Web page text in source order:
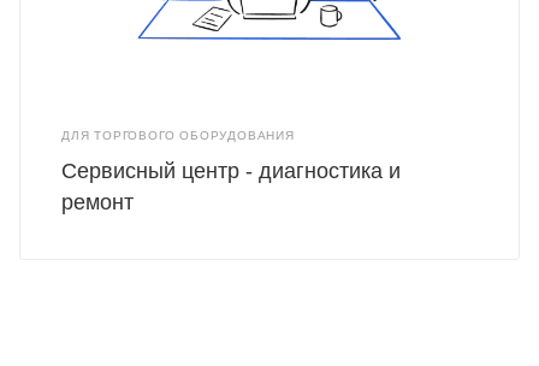
ДЛЯ ТОРГОВОГО ОБОРУДОВАНИЯ
Сервисный центр - диагностика и
ремонт